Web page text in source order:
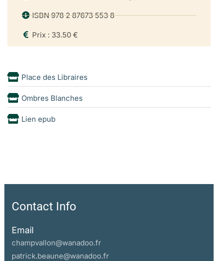
ISBN 978 2 87673 553 8
Prix : 33.50 €
Place des Libraires
Ombres Blanches
Lien epub
Contact Info
Email
champvallon@wanadoo.fr
patrick.beaune@wanadoo.fr